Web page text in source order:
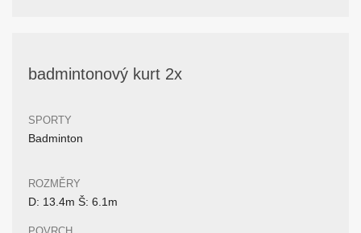
badmintonový kurt 2x
SPORTY
Badminton
ROZMĚRY
D: 13.4m Š: 6.1m